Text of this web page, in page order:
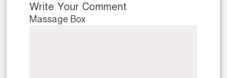
Write Your Comment
Massage Box